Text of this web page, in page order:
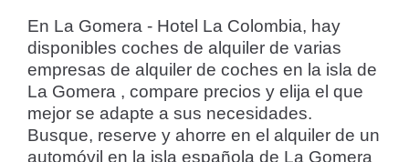
En La Gomera - Hotel La Colombia, hay
disponibles coches de alquiler de varias
empresas de alquiler de coches en la isla de
La Gomera , compare precios y elija el que
mejor se adapte a sus necesidades.
Busque, reserve y ahorre en el alquiler de un
automóvil en la isla española de La Gomera